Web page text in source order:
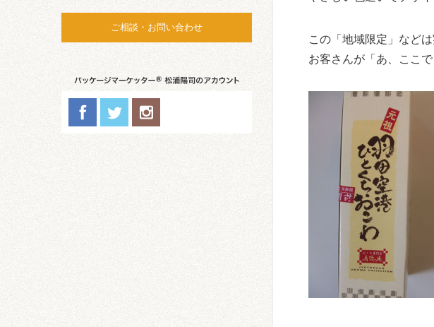
ご相談・お問い合わせ
この「地域限定」など
お客さんが「あ、ここ